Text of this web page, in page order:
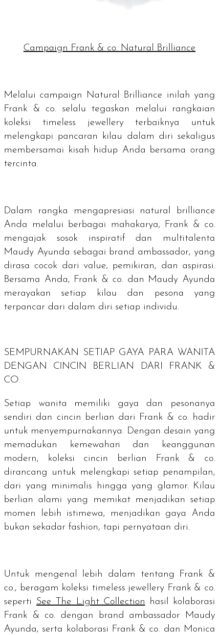
Campaign Frank & co. Natural Brilliance
Melalui campaign Natural Brilliance inilah yang
Frank & co. selalu tegaskan melalui rangkaian
koleksi timeless jewelleryterbaiknya untuk
melengkapi pancaran kilau dalam diri sekaligus
membersamai kisah hidup Anda bersama orang
tercinta.
Dalam rangka mengapresiasi natural brilliance
Anda melalui berbagai mahakarya, Frank & co.
mengajak sosok inspiratif dan multitalenta
Maudy Ayunda sebagai brand ambassador, yang
dirasa cocok dari value, pemikiran, dan aspirasi.
Bersama Anda, Frank & co. dan Maudy Ayunda
merayakan setiap kilau dan pesona yang
terpancar dari dalam diri setiap individu.
SEMPURNAKAN SETIAP GAYA PARA WANITA
DENGAN CINCIN BERLIAN DARI FRANK &
CO.
Setiap wanita memiliki gaya dan pesonanya
sendiri dan cincin berlian dari Frank & co. hadir
untuk menyempurnakannya. Dengan desain yang
memadukan kemewahan dan keanggunan
modern, koleksi cincin berlian Frank & co.
dirancang untuk melengkapi setiap penampilan,
dari yang minimalis hingga yang glamor. Kilau
berlian alami yang memikat menjadikan setiap
momen lebih istimewa, menjadikan gaya Anda
bukan sekadar fashion, tapi pernyataan diri.
Untuk mengenal lebih dalam tentang Frank &
co., beragam koleksi timeless jewellery Frank & co.
seperti See The Light Collection hasil kolaborasi
Frank & co. dengan brand ambassador Maudy
Ayunda, serta kolaborasi Frank & co. dan Monica